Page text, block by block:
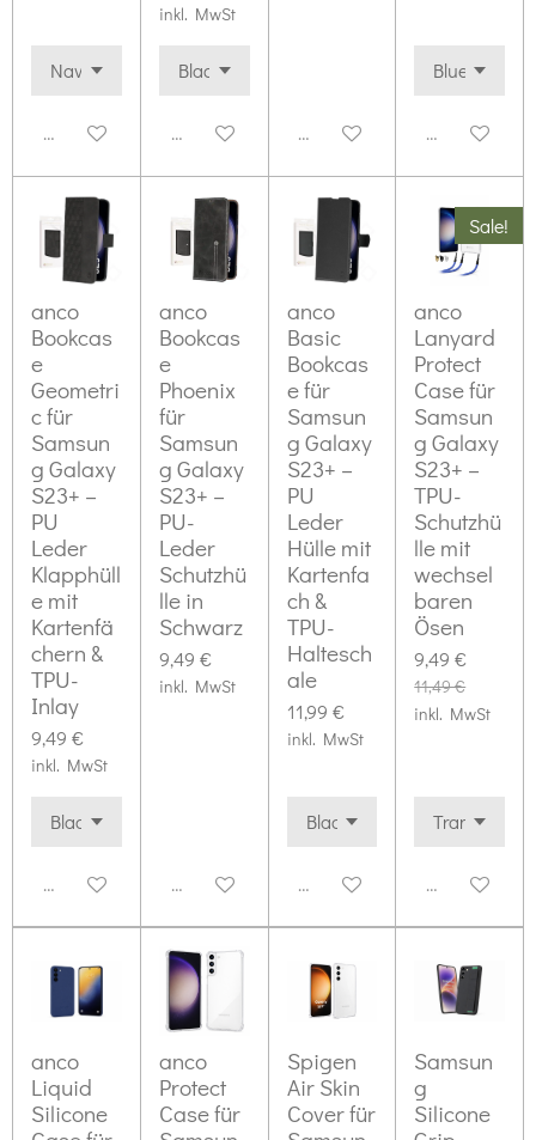
Deaktiviert
inkl. MwSt
Deaktiviert Deaktiviert Deaktiviert
anco
Bookcas
e
Geometri
c für
Samsun
g Galaxy
S23+ –
PU
Leder
Klapphüll
e mit
Kartenfä
chern &
TPU-
Inlay
9,49 €
inkl. MwSt
Deaktiviert
anco
Bookcas
e
Phoenix
für
Samsun
g Galaxy
S23+ –
PU-
Leder
Schutzhü
lle in
Schwarz
9,49 €
inkl. MwSt
Deaktiviert
anco
Basic
Bookcas
e für
Samsun
g Galaxy
S23+ –
PU
Leder
Hülle mit
Kartenfa
ch &
TPU-
Haltesch
ale
11,99 €
inkl. MwSt
Deaktiviert
Sale!
anco
Lanyard
Protect
Case für
Samsun
g Galaxy
S23+ –
TPU-
Schutzhü
lle mit
wechsel
baren
Ösen
9,49 €
11,49 €
inkl. MwSt
Deaktiviert
anco
Liquid
Silicone
anco
Protect
Case für
Spigen
Air Skin
Cover für
Samsun
g
Silicone